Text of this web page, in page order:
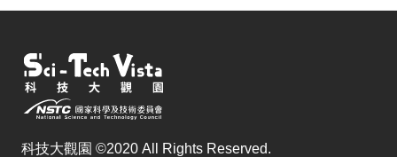
科技大觀園 ©2020 All Rights Reserved.